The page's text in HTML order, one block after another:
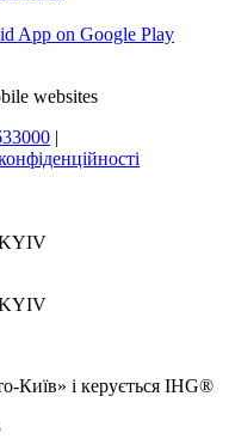
websites
|
Київ» і керується IHG®